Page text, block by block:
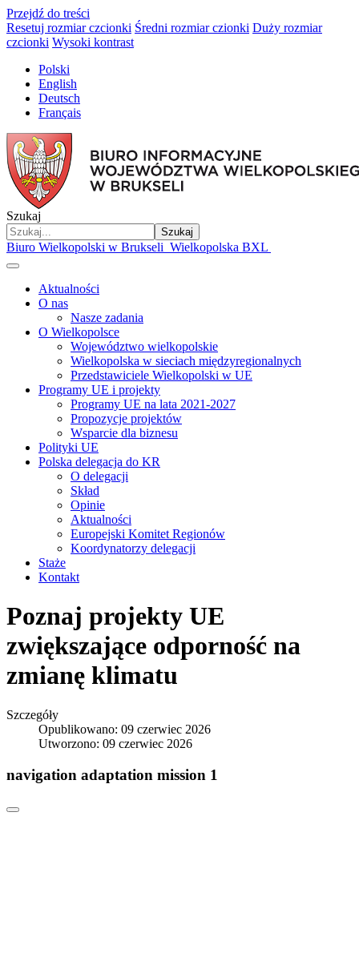
Przejdź do treści
Resetuj rozmiar czcionki Średni rozmiar czionki Duży rozmiar
czcionki Wysoki kontrast
Polski
English
Deutsch
Français
Szukaj
Szukaj
Biuro Wielkopolski w Brukseli Wielkopolska BXL
Aktualności
O nas
Nasze zadania
O Wielkopolsce
Województwo wielkopolskie
Wielkopolska w sieciach międzyregionalnych
Przedstawiciele Wielkopolski w UE
Programy UE i projekty
Programy UE na lata 2021-2027
Propozycje projektów
Wsparcie dla biznesu
Polityki UE
Polska delegacja do KR
O delegacji
Skład
Opinie
Aktualności
Europejski Komitet Regionów
Koordynatorzy delegacji
Staże
Kontakt
Poznaj projekty UE
zwiększające odporność na
zmianę klimatu
Szczegóły
Opublikowano: 09 czerwiec 2026
Utworzono: 09 czerwiec 2026
navigation adaptation mission 1